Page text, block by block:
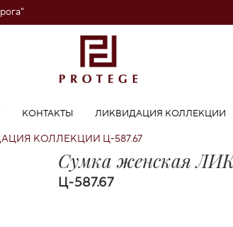
КОНТАКТЫ ЛИКВИДАЦИЯ КОЛЛЕКЦИИ
КОЛЛЕКЦИИ Ц-587.67
Сумка женская
Ц-587.67